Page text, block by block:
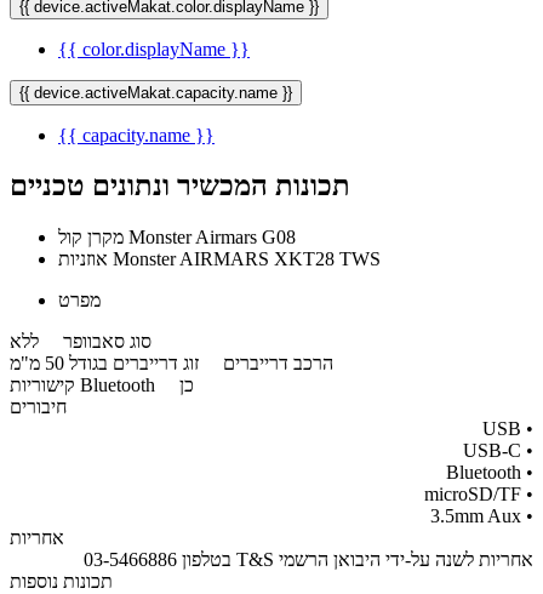
{{ device.activeMakat.color.displayName }}
{{ color.displayName }}
{{ device.activeMakat.capacity.name }}
{{ capacity.name }}
תכונות המכשיר ונתונים טכניים
מקרן קול Monster Airmars G08
אוזניות Monster AIRMARS XKT28 TWS
מפרט
סוג סאבוופר ללא
הרכב דרייברים זוג דרייברים בגודל 50 מ"מ
קישוריות Bluetooth
כן
חיבורים
• USB
• USB-C
• Bluetooth
​• microSD/TF
​• 3.5mm Aux​
אחריות
אחריות לשנה על-ידי היבואן הרשמי T&S בטלפון 03-5466886
תכונות נוספות